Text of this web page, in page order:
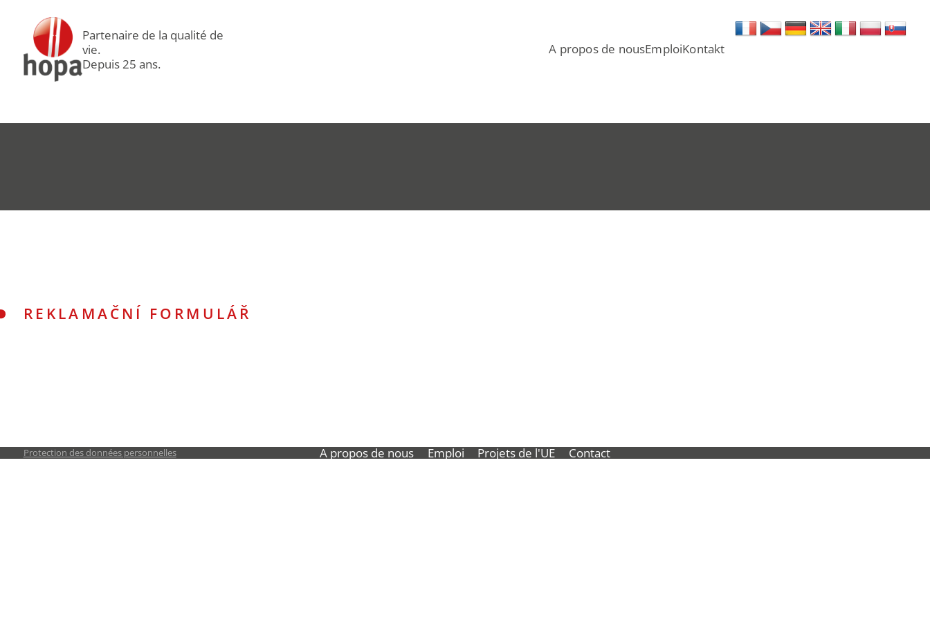
Partenaire de la qualité de
vie.
Depuis 25 ans.
A propos de nousEmploiKontakt
REKLAMAČNÍ FORMULÁŘ
Protection des données personnelles A propos de nous Emploi Projets de l'UE Contact